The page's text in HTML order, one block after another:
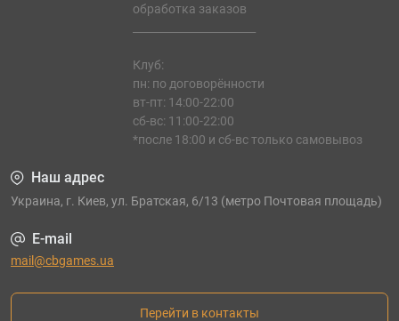
обработка заказов
Клуб:
пн: по договорённости
вт-пт: 14:00-22:00
сб-вс: 11:00-22:00
*после 18:00 и сб-вс только самовывоз
Наш адрес
Украина, г. Киев, ул. Братская, 6/13 (метро Почтовая площадь)
E-mail
mail@cbgames.ua
Перейти в контакты